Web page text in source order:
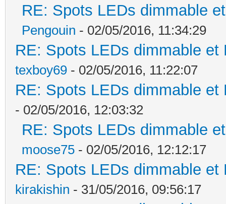
RE: Spots LEDs dimmable
Pengouin - 02/05/2016, 11:34:29
RE: Spots LEDs dimmable
texboy69 - 02/05/2016, 11:22:07
RE: Spots LEDs dimmable
- 02/05/2016, 12:03:32
RE: Spots LEDs dimmable
moose75 - 02/05/2016, 12:12:17
RE: Spots LEDs dimmable
kirakishin - 31/05/2016, 09:56:17